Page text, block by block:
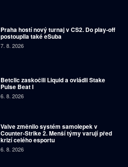
Praha hostí nový turnaj v CS2. Do play-off
postoupila také eSuba
7. 8. 2026
Betclic zaskočili Liquid a ovládli Stake
Pulse Beat I
6. 8. 2026
Valve změnilo systém samolepek v
Counter-Strike 2. Menší týmy varují před
krizí celého esportu
6. 8. 2026